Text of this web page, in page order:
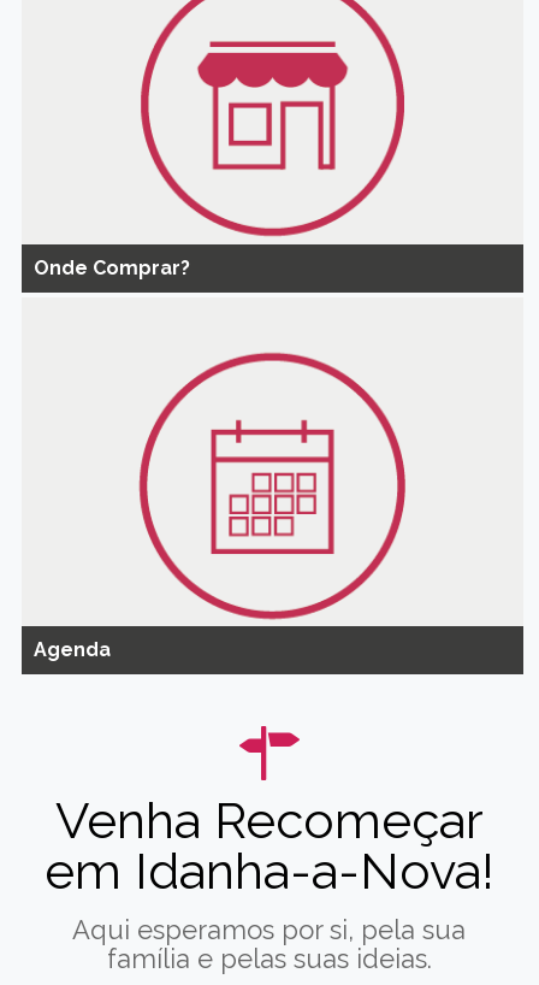
Onde Comprar?
Agenda
Venha Recomeçar
em Idanha-a-Nova!
Aqui esperamos por si, pela sua
família e pelas suas ideias.